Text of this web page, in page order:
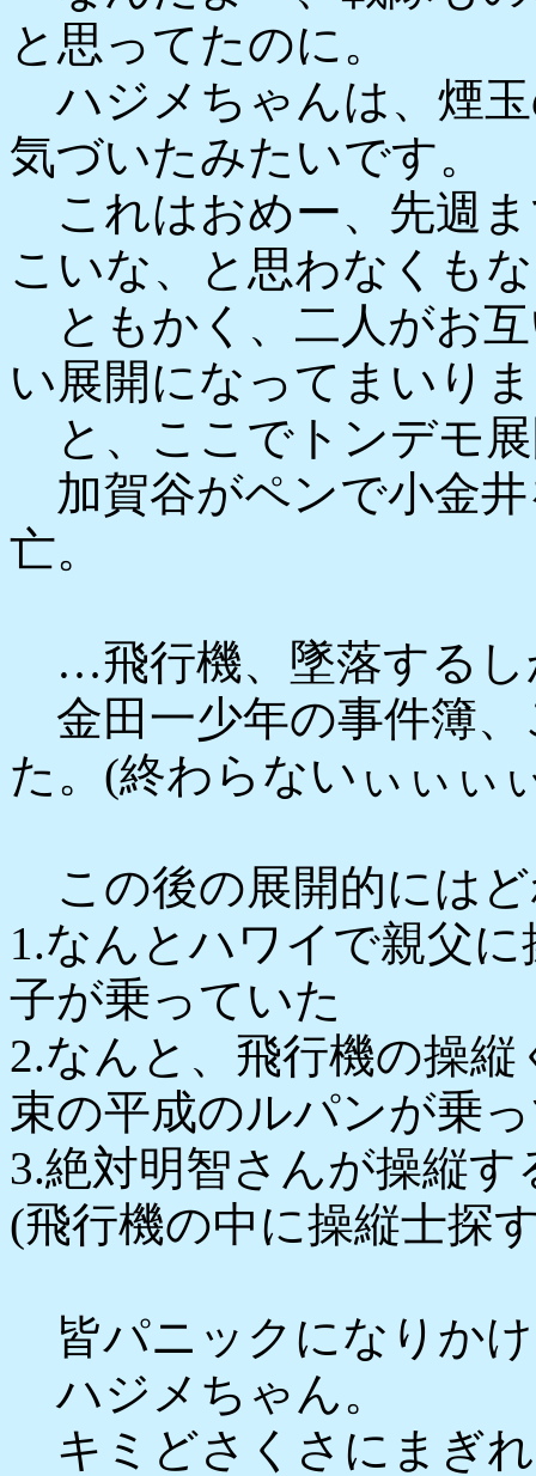
と思ってたのに。
ハジメちゃんは、煙
気づいたみたいです。
これはおめー、先週
こいな、と思わなくも
ともかく、二人がお
い展開になってまいり
と、ここでトンデモ
加賀谷がペンで小金
亡。
…飛行機、墜落する
金田一少年の事件簿
た。(終わらないぃぃぃ
この後の展開的には
1.なんとハワイで親父
子が乗っていた
2.なんと、飛行機の操
束の平成のルパンが乗
3.絶対明智さんが操縦す
(飛行機の中に操縦士探
皆パニックになりか
ハジメちゃん。
キミどさくさにまぎ